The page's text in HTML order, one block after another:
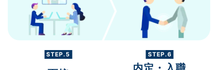
STEP.5 STEP.6